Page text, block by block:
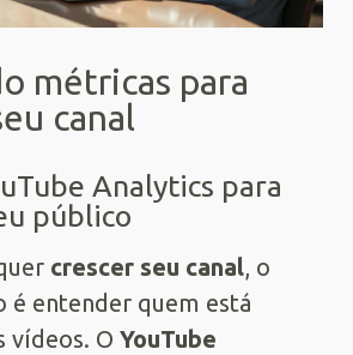
métricas para
canal
Analytics para
público
crescer seu canal, o
é entender quem está
vídeos. O YouTube